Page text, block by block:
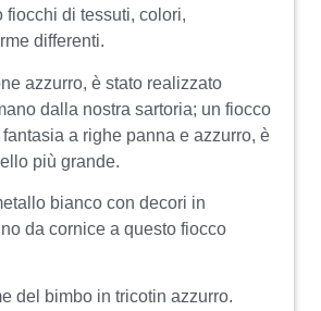
fiocchi di tessuti, colori,
differenti.
azzurro, è stato realizzato
dalla nostra sartoria; un fiocco
a righe panna e azzurro, è
più grande.
bianco con decori in
da cornice a questo fiocco
del bimbo in tricotin azzurro.